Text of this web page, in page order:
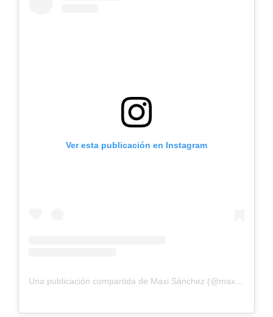
Ver esta publicación en Instagram
Una publicación compartida de Maxi Sánchez (@maxisanchezoficial)